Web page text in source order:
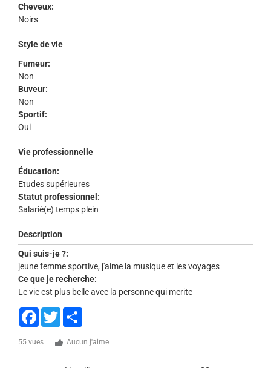
Cheveux:
Noirs
Style de vie
Fumeur:
Non
Buveur:
Non
Sportif:
Oui
Vie professionnelle
Éducation:
Etudes supérieures
Statut professionnel:
Salarié(e) temps plein
Description
Qui suis-je ?:
jeune femme sportive, j'aime la musique et les voyages
Ce que je recherche:
Le vie est plus belle avec la personne qui merite
Facebook
Twitter
55 vues Aucun j'aime